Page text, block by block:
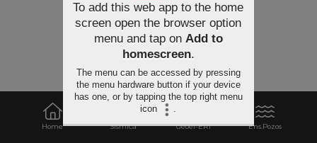
Home Sismica Geoel-ERT Ens.Pozos
To add this web app to the home
screen open the browser option
menu and tap on Add to
homescreen.
The menu can be accessed by pressing
the menu hardware button if your device
has one, or by tapping the top right menu
icon
.